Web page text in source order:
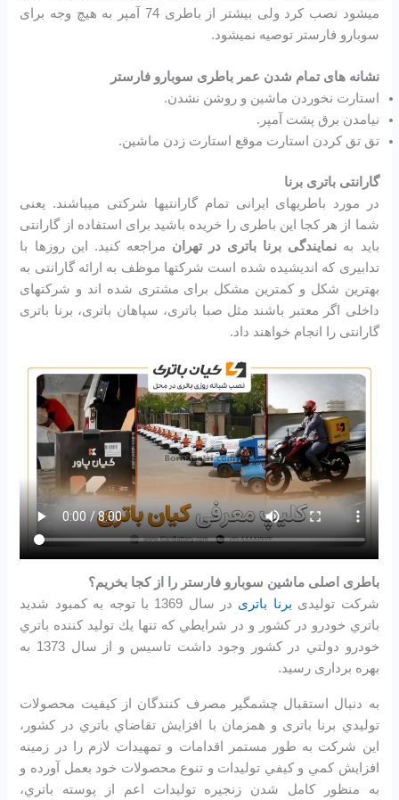
میشود نصب کرد ولی بیشتر از باطری 74 آمپر به هیچ وجه برای
سوبارو فارستر توصیه نمیشود.
نشانه های تمام شدن عمر باطری سوبارو فارستر
استارت نخوردن ماشین و روشن نشدن.
نیامدن برق پشت آمپر.
تق تق کردن استارت موقع استارت زدن ماشین.
گارانتی باتری برنا
در مورد باطریهای ایرانی تمام گارانتیها شرکتی میباشند. یعنی
شما از هر کجا این باطری را خریده باشید برای استفاده از گارانتی
باید به نمایندگی برنا باتری در تهران مراجعه کنید. این روزها با
تدابیری که اندیشیده شده است شرکتها موظف به ارائه گارانتی به
بهترین شکل و کمترین مشکل برای مشتری شده اند و شرکتهای
داخلی اگر معتبر باشند مثل صبا باتری، سپاهان باتری، برنا باتری
گارانتی را انجام خواهند داد.
باطری اصلی ماشین سوبارو فارستر را از کجا بخریم؟
شرکت تولیدی برنا باتری
در سال 1369 با توجه به كمبود شديد
باتري خودرو در كشور و در شرايطي كه تنها يك توليد كننده باتري
خودرو دولتي در كشور وجود داشت تاسیس و از سال 1373 به
بهره برداری رسید.
به دنبال استقبال چشمگير مصرف كنندگان از كيفيت محصولات
توليدي برنا باتری و همزمان با افزايش تقاضاي باتري در كشور،
اين شرکت به طور مستمر اقدامات و تمهيدات لازم را در زمينه
افزايش كمي و كيفي توليدات و تنوع محصولات خود بعمل آورده و
به منظور كامل شدن زنجيره توليدات اعم از پوسته باتري،